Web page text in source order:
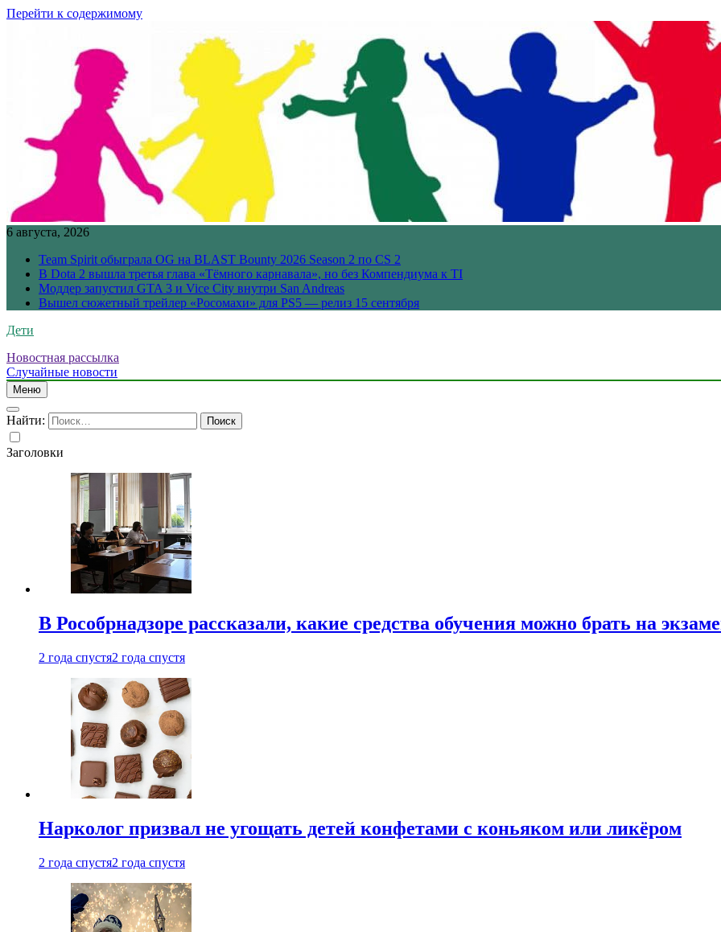
Перейти к содержимому
6 августа, 2026
Team Spirit обыграла OG на BLAST Bounty 2026 Season 2 по CS 2
В Dota 2 вышла третья глава «Тёмного карнавала», но без Компендиума к TI
Моддер запустил GTA 3 и Vice City внутри San Andreas
Вышел сюжетный трейлер «Росомахи» для PS5 — релиз 15 сентября
Дети
Новостная рассылка
Случайные новости
Меню
Найти:
Заголовки
В Рособрнадзоре рассказали, какие средства обучения можно брать на
2 года спустя2 года спустя
Нарколог призвал не угощать детей конфетами с коньяком или ликёром
2 года спустя2 года спустя